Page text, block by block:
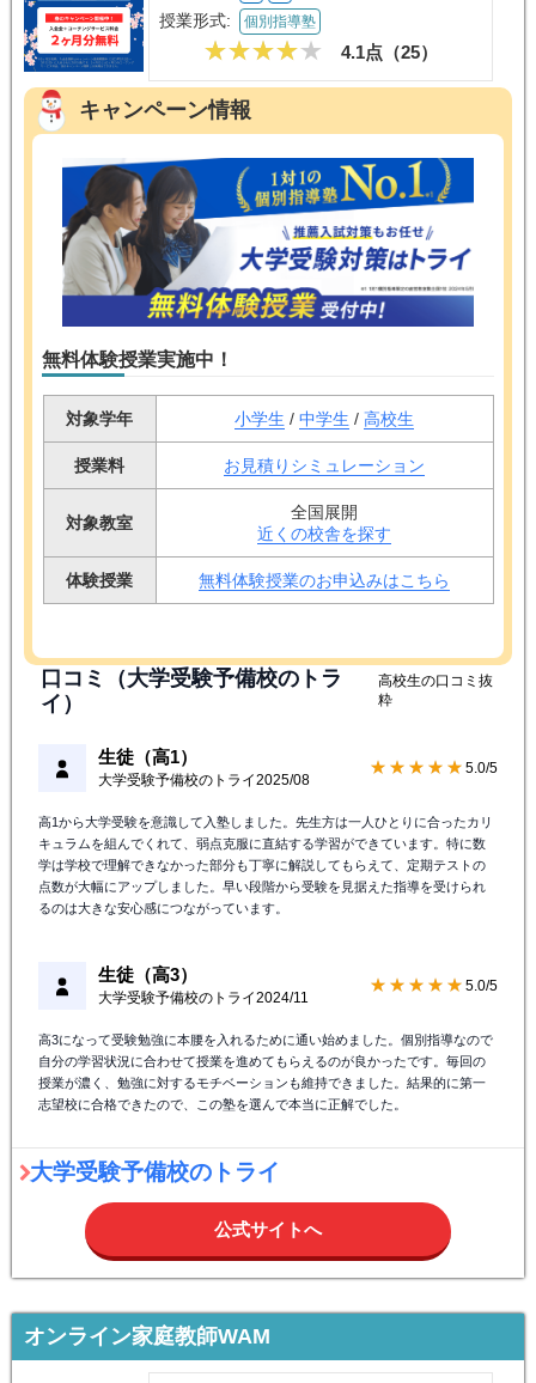
授業形式: 個別指導塾
4.1点（25）
キャンペーン情報
無料体験授業実施中！
対象学年 小学生 / 中学生 / 高校生
授業料 お見積りシミュレーション
対象教室
全国展開
近くの校舎を探す
体験授業 無料体験授業のお申込みはこちら
口コミ（大学受験予備校のトラ
イ）
高校生の口コミ抜
粋
生徒（高1）
大学受験予備校のトライ2025/08
★★★★★ 5.0/5
高1から大学受験を意識して入塾しました。先生方は一人ひとりに合ったカリ
キュラムを組んでくれて、弱点克服に直結する学習ができています。特に数
学は学校で理解できなかった部分も丁寧に解説してもらえて、定期テストの
点数が大幅にアップしました。早い段階から受験を見据えた指導を受けられ
るのは大きな安心感につながっています。
生徒（高3）
大学受験予備校のトライ2024/11
★★★★★ 5.0/5
高3になって受験勉強に本腰を入れるために通い始めました。個別指導なので
自分の学習状況に合わせて授業を進めてもらえるのが良かったです。毎回の
授業が濃く、勉強に対するモチベーションも維持できました。結果的に第一
志望校に合格できたので、この塾を選んで本当に正解でした。
大学受験予備校のトライ
公式サイトへ
オンライン家庭教師WAM